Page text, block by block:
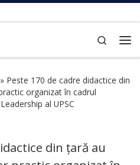
Search
» Peste 170 de cadre didactice din
organizat în cadrul
al UPSC
din țară au